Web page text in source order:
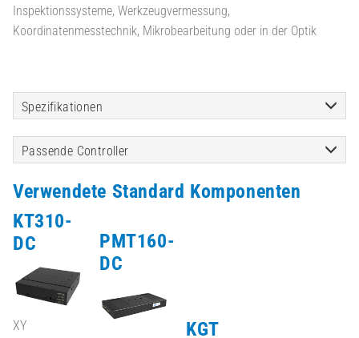
Inspektionssysteme, Werkzeugvermessung,
Koordinatenmesstechnik, Mikrobearbeitung oder in der Optik
Spezifikationen
Passende Controller
Verwendete Standard Komponenten
KT310-
DC
XY
PMT160-
DC
KGT